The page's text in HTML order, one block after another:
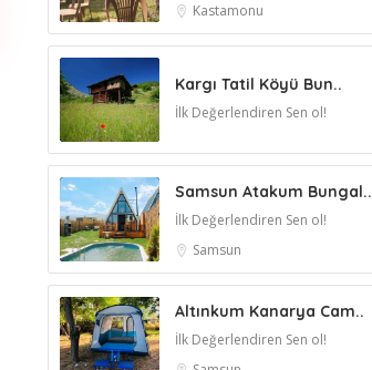
Kastamonu
Kargı Tatil Köyü Bun..
İlk Değerlendiren Sen ol!
Samsun Atakum Bungal..
İlk Değerlendiren Sen ol!
Samsun
Altınkum Kanarya Cam..
İlk Değerlendiren Sen ol!